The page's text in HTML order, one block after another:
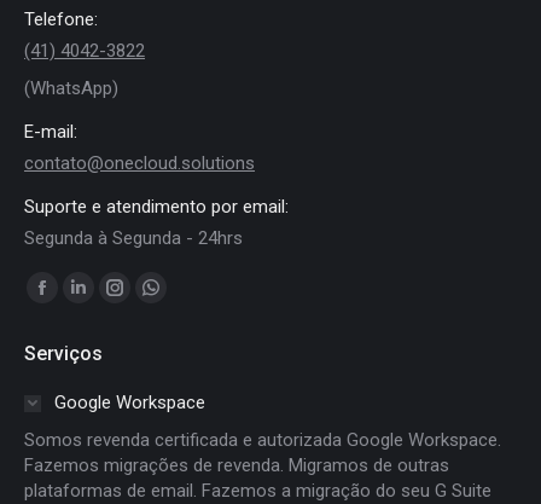
Telefone:
(41) 4042-3822
(WhatsApp)
E-mail:
contato@onecloud.solutions
Suporte e atendimento por email:
Segunda à Segunda - 24hrs
Encontre-nos em:
Facebook
opens
window
Linkedin
opens
in
window
Instagram
in
new
window
Whatsapp
in
window
Serviços
Google Workspace
Somos revenda certificada e autorizada Google Workspace.
Fazemos migrações de revenda. Migramos de outras
plataformas de email. Fazemos a migração do seu G Suite